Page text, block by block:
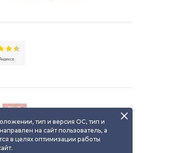
ювелирного изделия
тип и версия ОС, тип и
на сайт пользователь, а
в целях оптимизации работы